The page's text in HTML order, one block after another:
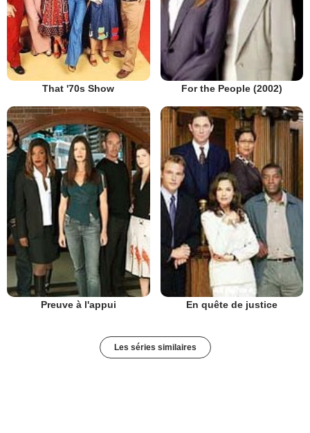
That '70s Show For the People (2002)
Preuve à l'appui En quête de justice
Les séries similaires